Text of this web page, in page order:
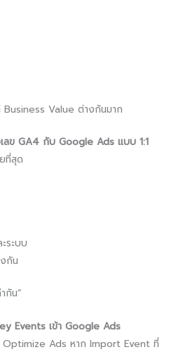
Business Value ต่างกันมาก
ข GA4 กับ Google Ads แบบ 1:1
ที่สุด
ระบบ
กัน
กัน”
Events เข้า Google Ads
Optimize Ads หาก Import Event ที่